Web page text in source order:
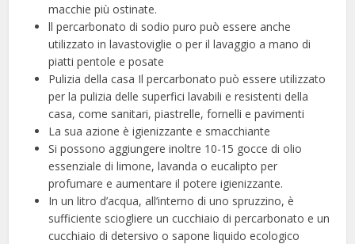
macchie più ostinate.
ll percarbonato di sodio puro può essere anche
utilizzato in lavastoviglie o per il lavaggio a mano di
piatti pentole e posate
Pulizia della casa Il percarbonato può essere utilizzato
per la pulizia delle superfici lavabili e resistenti della
casa, come sanitari, piastrelle, fornelli e pavimenti
La sua azione è igienizzante e smacchiante
Si possono aggiungere inoltre 10-15 gocce di olio
essenziale di limone, lavanda o eucalipto per
profumare e aumentare il potere igienizzante.
In un litro d’acqua, all’interno di uno spruzzino, è
sufficiente sciogliere un cucchiaio di percarbonato e un
cucchiaio di detersivo o sapone liquido ecologico